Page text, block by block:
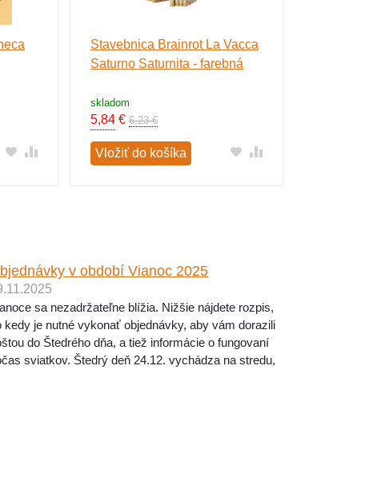
Stavebnica Brainrot La Vacca
Saturno Saturnita - farebná
skladom
5,84 € 6,23 €
Vložiť do košíka
v období Vianoc 2025
sa nezadržateľne blížia. Nižšie nájdete rozpis,
kedy je nutné vykonať objednávky, aby vám dorazili
do Štedrého dňa, a tiež informácie o fungovaní
sviatkov. Štedrý deň 24.12. vychádza na stredu,